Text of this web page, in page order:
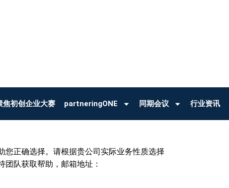
焦初创企业大赛 partneringONE 同期会议 行业资讯
正确选择。请根据贵公司实际业务性质选择
队获取帮助，邮箱地址：